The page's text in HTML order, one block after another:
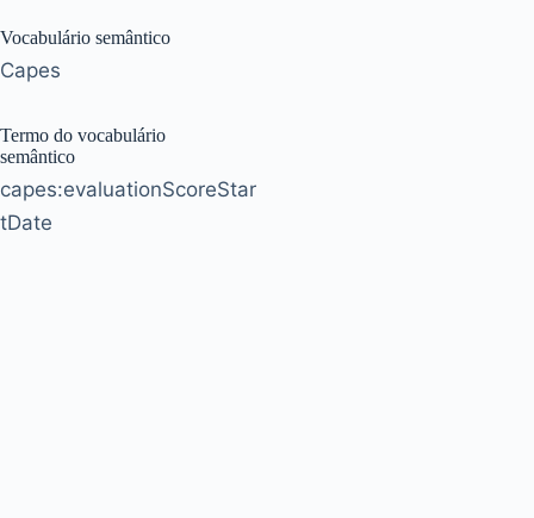
Vocabulário semântico
Capes
Termo do vocabulário
semântico
capes:evaluationScoreStar
tDate